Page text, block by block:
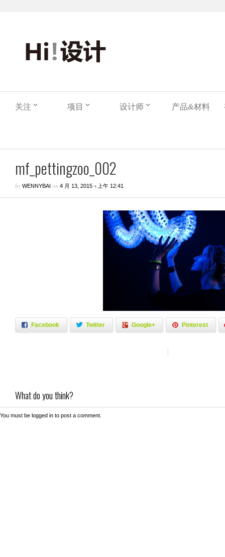
关注 项目 设计师 产品&材料
mf_pettingzoo_002
by WENNYBAI on 4 月 13, 2015 • 上午 12:41
Facebook Twitter Google+ Pinterest
What do you think?
You must be logged in to post a comment.